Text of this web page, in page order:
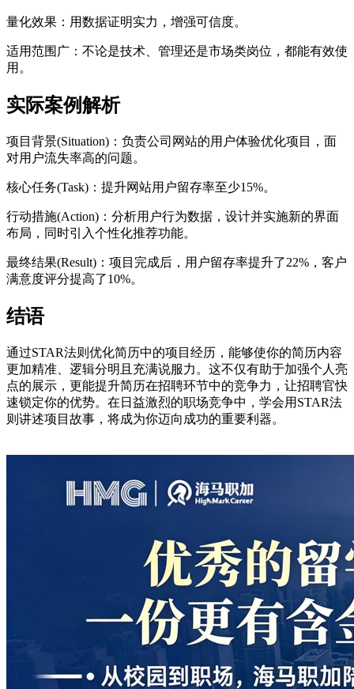
量化效果：用数据证明实力，增强可信度。
适用范围广：不论是技术、管理还是市场类岗位，都能有效使
用。
实际案例解析
项目背景(Situation)：负责公司网站的用户体验优化项目，面
对用户流失率高的问题。
核心任务(Task)：提升网站用户留存率至少15%。
行动措施(Action)：分析用户行为数据，设计并实施新的界面
布局，同时引入个性化推荐功能。
最终结果(Result)：项目完成后，用户留存率提升了22%，客户
满意度评分提高了10%。
结语
通过STAR法则优化简历中的项目经历，能够使你的简历内容
更加精准、逻辑分明且充满说服力。这不仅有助于加强个人亮
点的展示，更能提升简历在招聘环节中的竞争力，让招聘官快
速锁定你的优势。在日益激烈的职场竞争中，学会用STAR法
则讲述项目故事，将成为你迈向成功的重要利器。